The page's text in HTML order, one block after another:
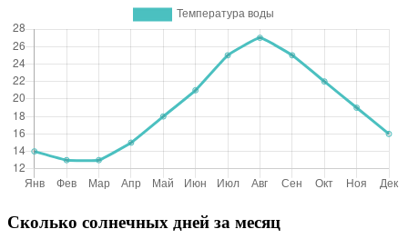
Сколько солнечных дней за месяц